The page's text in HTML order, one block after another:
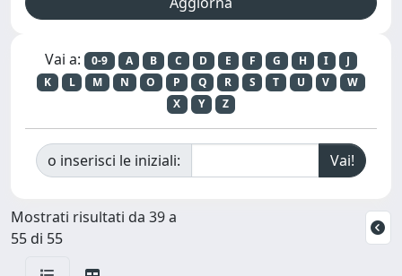
Vai a: 0-9 A B C D E F G H I
J
K
L M N O P Q R S T U V
W
X
Y Z
o inserisci le iniziali:
Mostrati risultati da 39 a
55 di 55